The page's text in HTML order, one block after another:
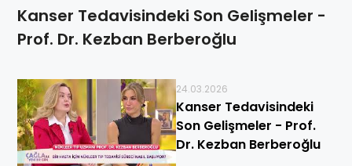
Kanser Tedavisindeki Son Gelişmeler -
Prof. Dr. Kezban Berberoğlu
24.03.2026
Kanser Tedavisindeki
Son Gelişmeler - Prof.
Dr. Kezban Berberoğlu